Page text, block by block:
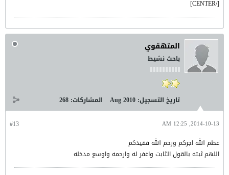
[/CENTER]
المتهقوي
باحث نشيط
تاريخ التسجيل: Aug 2010 المشاركات: 268
#13 2014-10-13, 12:25 AM
عظم الله اجركم ورحم الله فقيدكم
اللهم ثبته بالقول الثابت واغفر له وارحمه واوسع مدخله